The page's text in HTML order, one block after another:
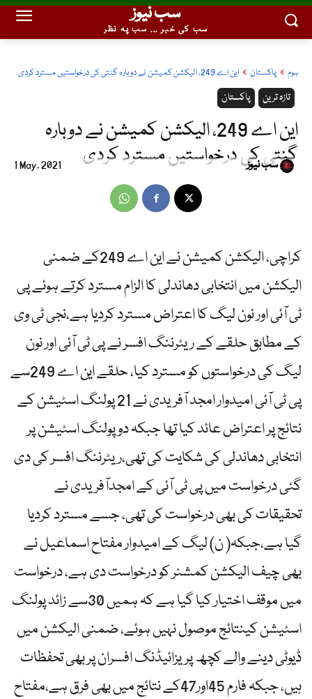
سب نیوز
سب کی خبر ... سب پہ نظر
ہوم پاکستان این اے 249، الیکشن کمیشن نے دوبارہ گنتی کی درخواستیں مسترد کردی
پاکستان تازہ ترین
این اے 249، الیکشن کمیشن نے دوبارہ
گنتی کی درخواستیں مسترد کردی
1 May, 2021 سب نیوز
کراچی، الیکشن کمیشن نے این اے 249کے ضمنی
الیکشن میں انتخابی دھاندلی کا الزام مسترد کرتے ہوئے پی
ٹی آئی اور نون لیگ کا اعتراض مسترد کردیا ہے،نجی ٹی وی
کے مطابق حلقے کے ریٹرننگ افسر نے پی ٹی آئی اور نون
لیگ کی درخواستوں کو مسترد کیا، حلقے این اے 249سے
پی ٹی آئی امیدوار امجد آفریدی نے 21 پولنگ اسٹیشن کے
نتائج پر اعتراض عائد کیا تھا جبکہ دو پولنگ اسٹیشن پر
انتخابی دھاندلی کی شکایت کی تھی،ریٹرننگ افسر کی دی
گئی درخواست میں پی ٹی آئی کے امجدآفریدی نے
تحقیقات کی بھی درخواست کی تھی، جسے مسترد کردیا
گیا ہے،جبکہ( ن) لیگ کے امیدوار مفتاح اسماعیل نے
بھی چیف الیکشن کمشنر کو درخواست دی ہے، درخواست
میں موقف اختیار کیا گیا ہے کہ ہمیں 30سے زائد پولنگ
اسٹیشن کینتائج موصول نہیں ہوئے، ضمنی الیکشن میں
ڈیوٹی دینے والے کچھ پریزائیڈنگ افسران پر بھی تحفظات
ہیں، جبکہ فارم 45اور47کے نتائج میں بھی فرق ہے،مفتاح